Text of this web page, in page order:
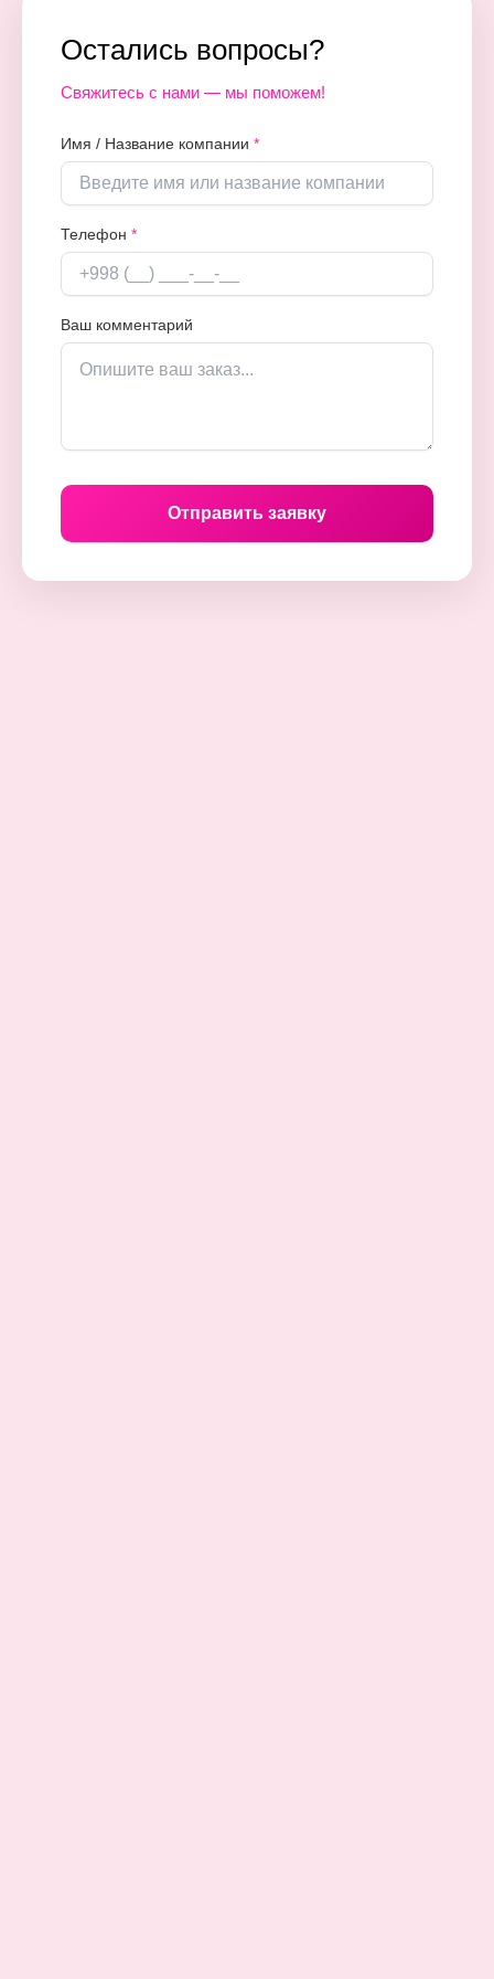
наклейки на пакеты с логотипом, флаеры с купоном на
Остались вопросы?
Свяжитесь с нами — мы поможем!
Имя / Название компании *
Телефон *
Ваш комментарий
Отправить заявку